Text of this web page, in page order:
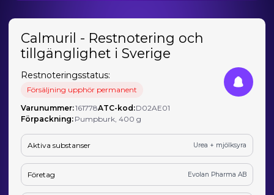
Calmuril - Restnotering och
tillgänglighet i Sverige
Restnoteringsstatus:
Försäljning upphör permanent
Varunummer:161778ATC-kod:D02AE01
Förpackning: Pumpburk, 400 g
Aktiva substanser Urea + mjölksyra
Företag Evolan Pharma AB